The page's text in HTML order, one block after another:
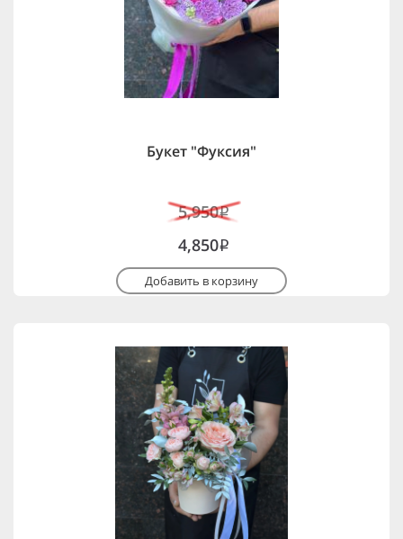
Букет "Фуксия"
5,950i
4,850i
Добавить в корзину